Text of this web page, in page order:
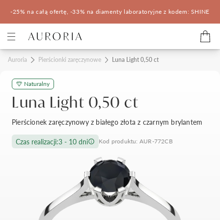
-25% na całą ofertę, -33% na diamenty laboratoryjne z kodem: SHINE
Kategorie
Pierścionki zaręczynowe
Pomocne
Konfigurator 3D
Salony Auroria
Salon Auroria Arkadia
Korzyści z zakupu
Auroria Pierścionki zaręczynowe Luna Light 0,50 ct
Naturalny
Luna Light 0,50 ct
Pierścionek zaręczynowy z białego złota z czarnym brylantem
Czas realizacji:3 - 10 dni Kod produktu: AUR-772CB